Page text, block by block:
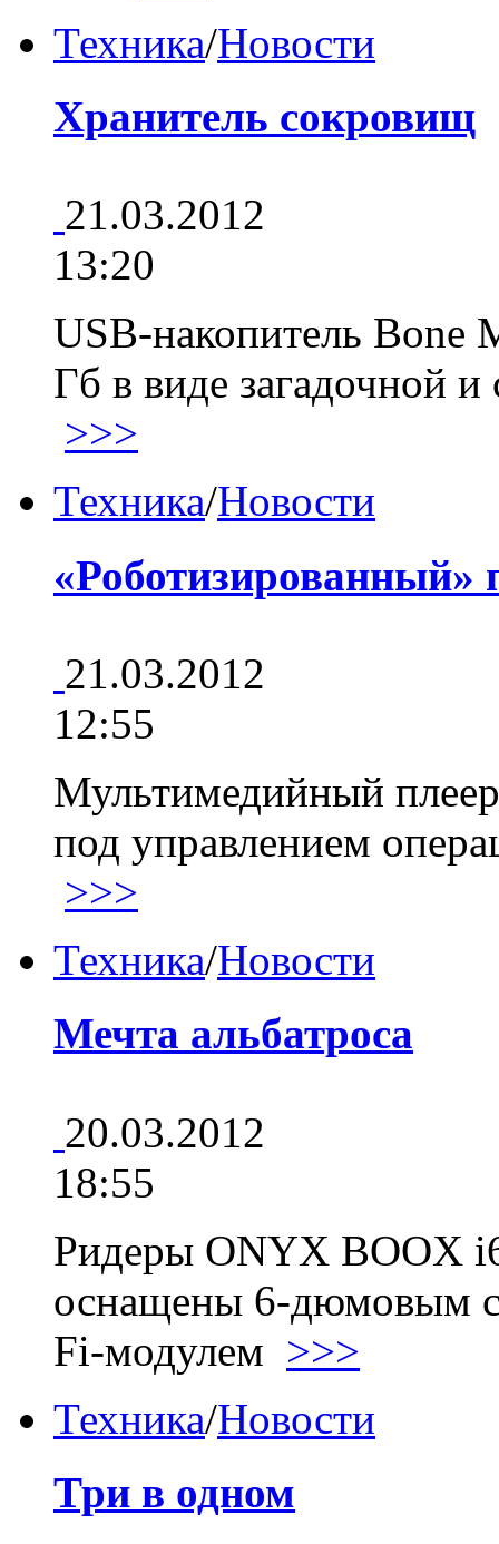
Техника/Новости
Хранитель сокровищ
21.03.2012
13:20
USB-накопитель
Гб в виде загадочной
>>>
Техника/Новости
«Роботизированный»
21.03.2012
12:55
Мультимедийный
под управлением
>>>
Техника/Новости
Мечта альбатроса
20.03.2012
18:55
Ридеры ONYX BOOX
оснащены 6-дюмовым
Fi-модулем >>>
Техника/Новости
Три в одном